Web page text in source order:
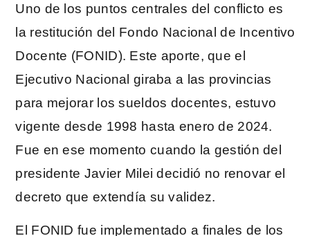
Uno de los puntos centrales del conflicto es
la restitución del Fondo Nacional de Incentivo
Docente (FONID). Este aporte, que el
Ejecutivo Nacional giraba a las provincias
para mejorar los sueldos docentes, estuvo
vigente desde 1998 hasta enero de 2024.
Fue en ese momento cuando la gestión del
presidente Javier Milei decidió no renovar el
decreto que extendía su validez.
El FONID fue implementado a finales de los